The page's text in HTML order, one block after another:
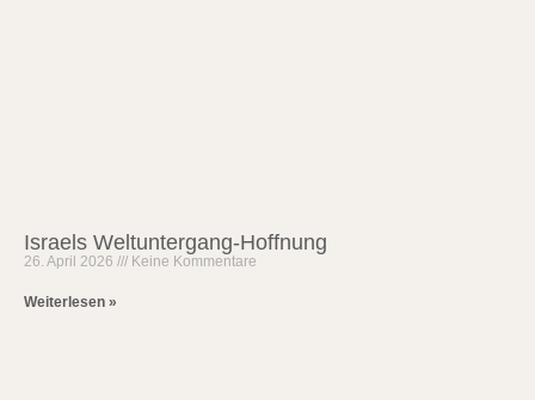
Israels Weltuntergang-Hoffnung
26. April 2026 Keine Kommentare
Weiterlesen »